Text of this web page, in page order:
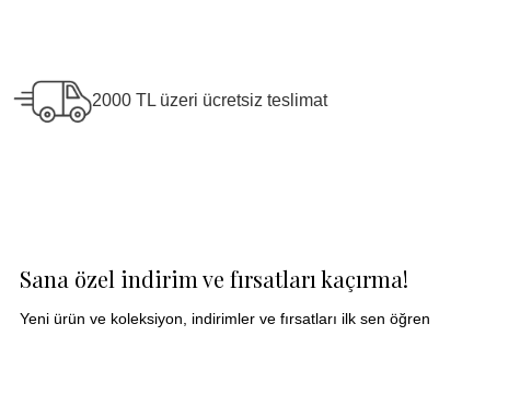
2000 TL üzeri ücretsiz teslimat
Sana özel indirim ve fırsatları kaçırma!
Yeni ürün ve koleksiyon, indirimler ve fırsatları ilk sen öğren